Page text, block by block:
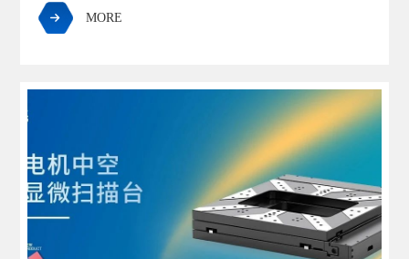
制。
 MORE